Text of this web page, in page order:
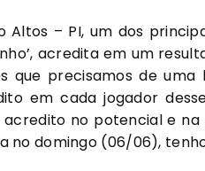
– PI, um dos
acredita em um
que precisamos de
em cada jogador
no potencial e na
no domingo (06/06),